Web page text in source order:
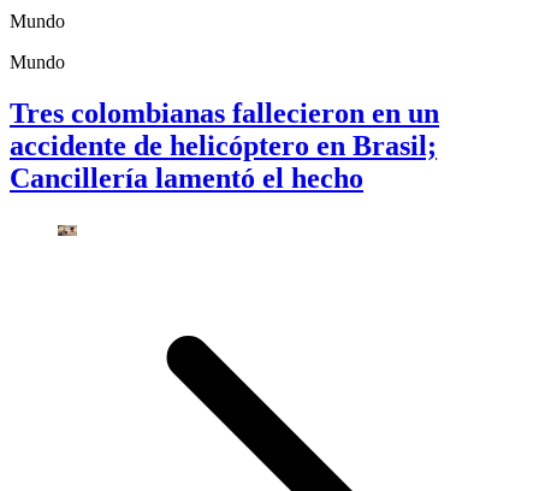
Mundo
Mundo
Tres colombianas fallecieron en un
accidente de helicóptero en Brasil;
Cancillería lamentó el hecho